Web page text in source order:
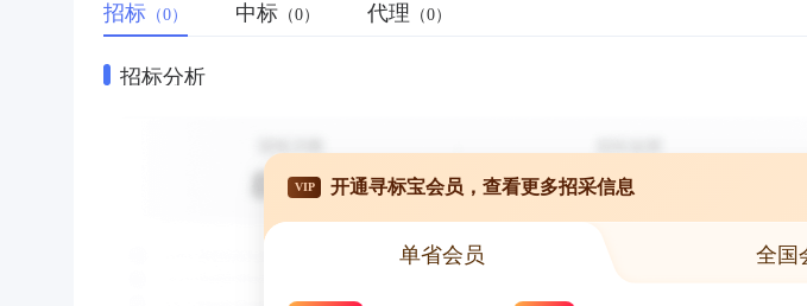
招标 （0） 中标 （0） 代理 （0）
招标分析
VIP 开通寻标宝会员，查看更多招采信息
单省会员 全国